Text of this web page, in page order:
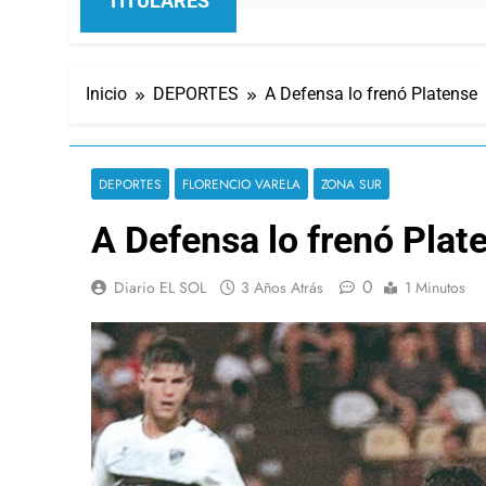
Inicio DEPORTES A Defensa lo frenó Platense
DEPORTES FLORENCIO VARELA ZONA SUR
A Defensa lo frenó
Diario EL SOL 3 Años Atrás 0 1 Minutos